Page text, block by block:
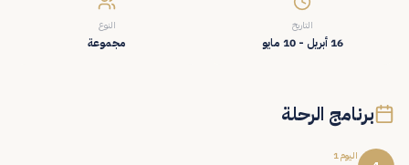
التاريخ
16 أبريل - 10 مايو
النوع
مجموعة
برنامج الرحلة
اليوم 1